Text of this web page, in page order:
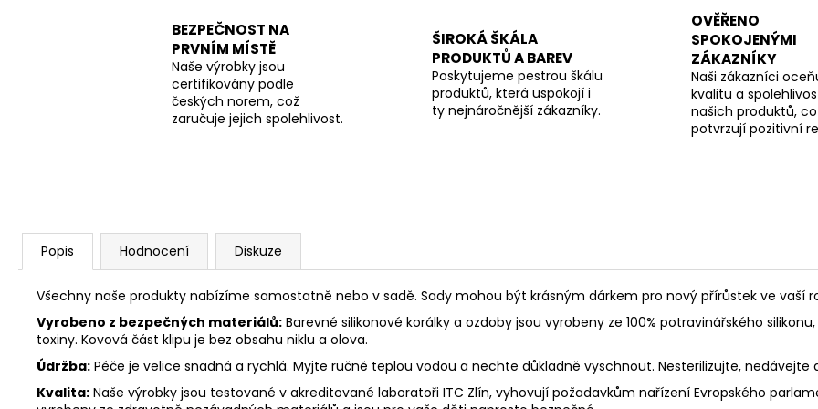
BEZPEČNOST NA
PRVNÍM MÍSTĚ
Naše výrobky jsou
certifikovány podle
českých norem, což
zaručuje jejich spolehlivost.
ŠIROKÁ ŠKÁLA
PRODUKTŮ A BAREV
Poskytujeme pestrou škálu
produktů, která uspokojí i
ty nejnáročnější zákazníky.
OVĚŘENO
SPOKOJENÝMI
ZÁKAZNÍKY
Naši zákazníci
kvalitu a
našich produktů,
potvrzují pozitivní
Popis Hodnocení Diskuze
Všechny naše produkty nabízíme samostatně nebo v sadě. Sady mohou být krásným dárkem pro nový přírůstek ve vaší
Vyrobeno z bezpečných materiálů: Barevné silikonové korálky a ozdoby jsou vyrobeny ze 100% potravinářského
toxiny. Kovová část klipu je bez obsahu niklu a olova.
Údržba: Péče je velice snadná a rychlá. Myjte ručně teplou vodou a nechte důkladně vyschnout. Nesterilizujte, nedávejte
Kvalita: Naše výrobky jsou testované v akreditované laboratoři ITC Zlín, vyhovují požadavkům nařízení Evropského